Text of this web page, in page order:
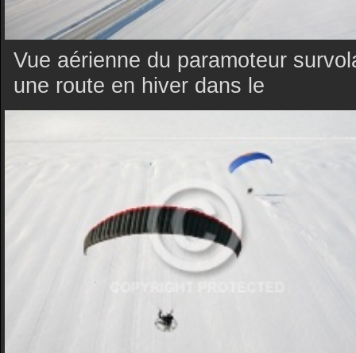
Vue aérienne du paramoteur
une route en hiver dans le